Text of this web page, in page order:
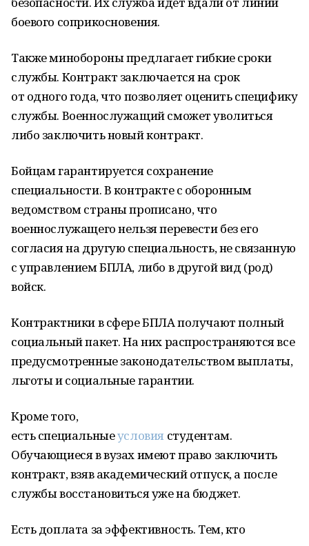
боевого соприкосновения.
Также минобороны предлагает гибкие сроки
службы. Контракт заключается на срок
от одного года, что позволяет оценить специфику
службы. Военнослужащий сможет уволиться
либо заключить новый контракт.
Бойцам гарантируется сохранение
специальности. В контракте с оборонным
ведомством страны прописано, что
военнослужащего нельзя перевести без его
согласия на другую специальность, не связанную
с управлением БПЛА, либо в другой вид (род)
войск.
Контрактники в сфере БПЛА получают полный
социальный пакет. На них распространяются все
предусмотренные законодательством выплаты,
льготы и социальные гарантии.
Кроме того,
есть специальныеусловия студентам.
Обучающиеся в вузах имеют право заключить
контракт, взяв академический отпуск, а после
службы восстановиться уже на бюджет.
Есть доплата за эффективность. Тем, кто